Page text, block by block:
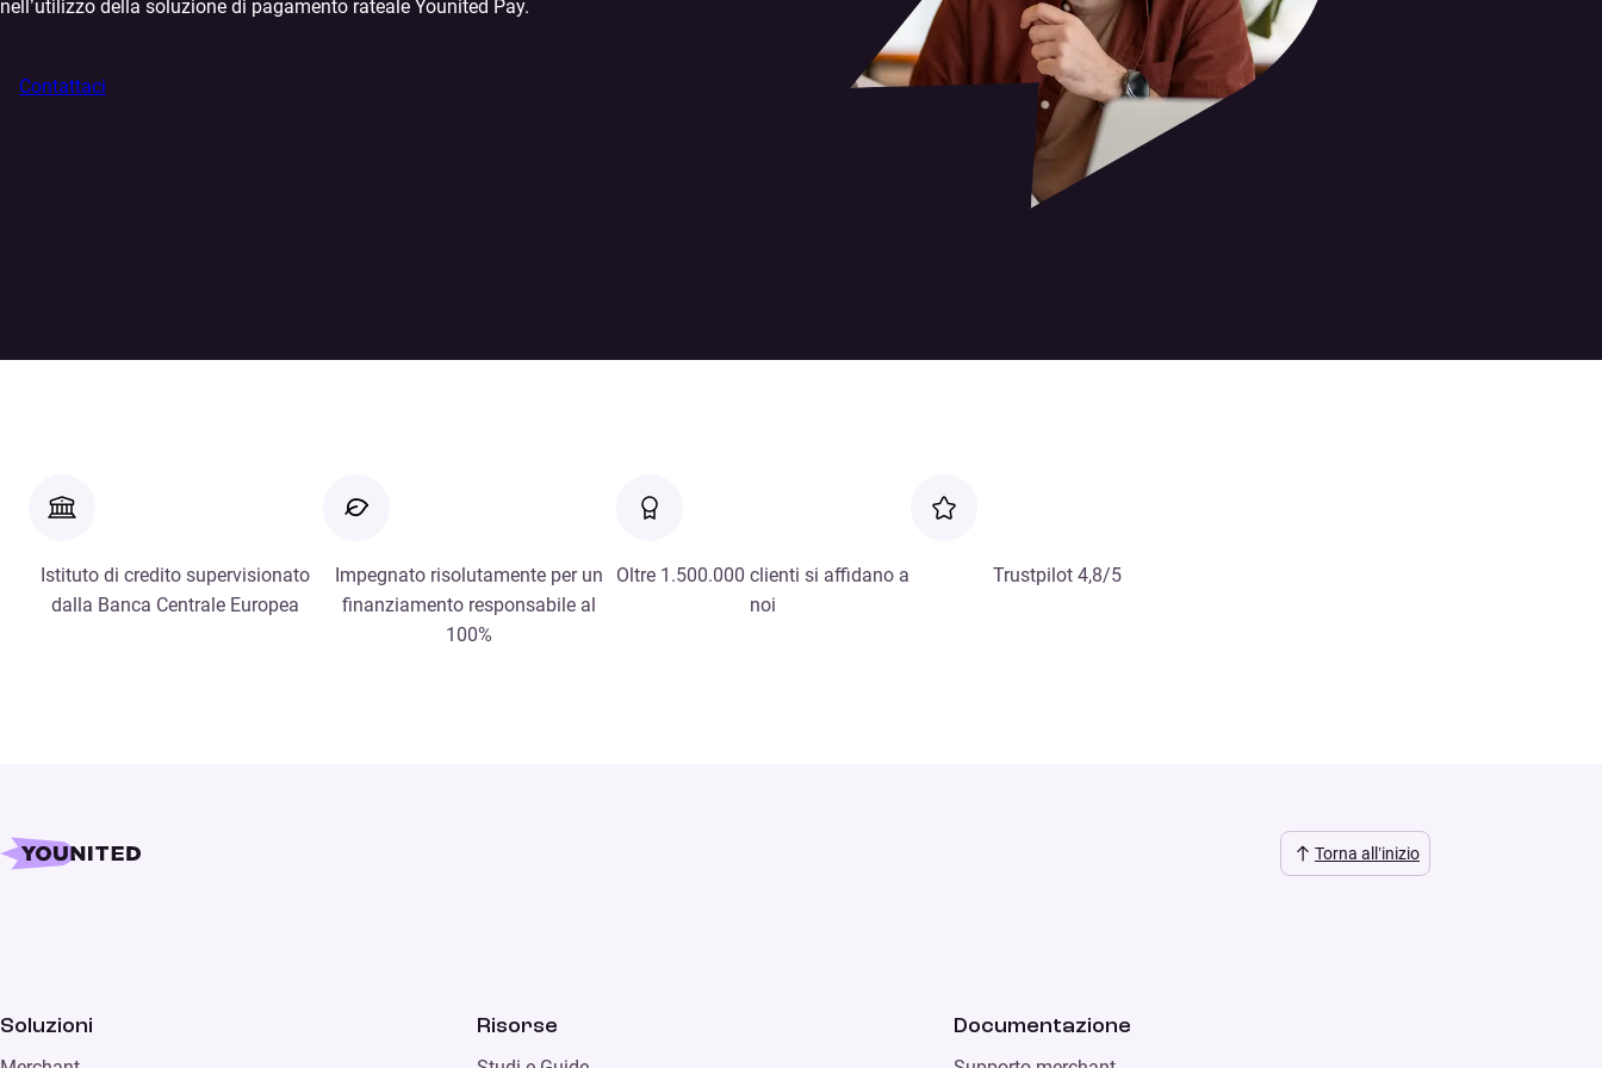
nell’utilizzo della soluzione di pagamento rateale Younited Pay.
Contattaci
Istituto di credito supervisionato
dalla Banca Centrale Europea
Impegnato risolutamente per un
finanziamento responsabile al
100%
Oltre 1.500.000 clienti si affidano a
noi
Trustpilot 4,8/5
Torna all’inizio
Soluzioni Risorse Documentazione